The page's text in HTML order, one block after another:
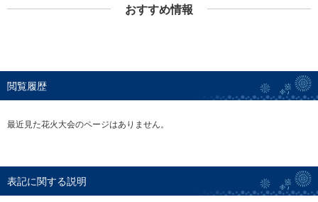
おすすめ情報
閲覧履歴
最近見た花火大会のページはありません。
表記に関する説明